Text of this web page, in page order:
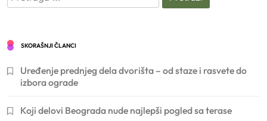
za:
SKORAŠNJI ČLANCI
Uređenje prednjeg dela dvorišta – od staze i rasvete do
izbora ograde
Koji delovi Beograda nude najlepši pogled sa terase